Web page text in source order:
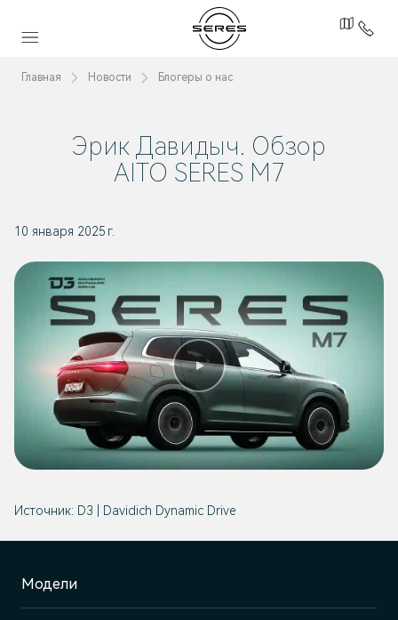
Главная Новости Блогеры о нас
Эрик Давидыч. Обзор
AITO SERES M7
10 января 2025 г.
Источник: D3 | Davidich Dynamic Drive
Модели